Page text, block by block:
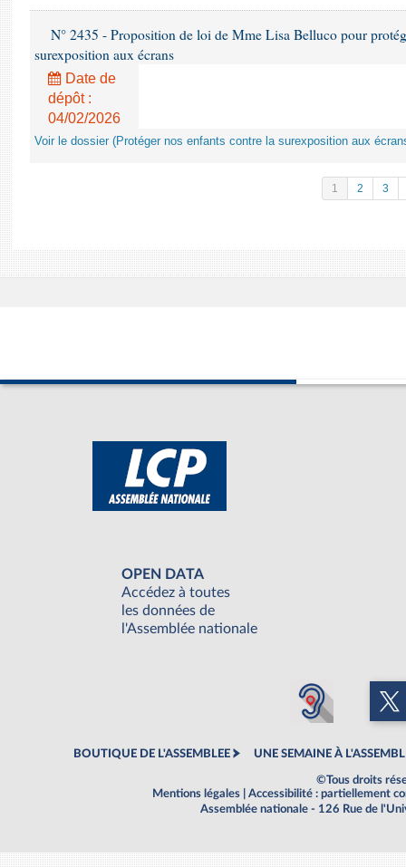
N° 2435 - Proposition de loi de Mme Lisa Belluco pour
surexposition aux écrans
Date de
dépôt :
04/02/2026
Voir le dossier (Protéger nos enfants contre la surexposition aux
1 2 3
OPEN DATA
Accédez à toutes
les données de
l'Assemblée nationale
BOUTIQUE DE L'ASSEMBLEE UNE SEMAINE À
©Tous droits
Mentions légales
Accessibilité : partiellement
Assemblée nationale - 126 Rue de